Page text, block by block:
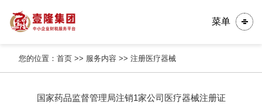
菜单
您的位置：首页 >> 服务内容 >>注册医疗器械
国家药品监督管理局注销1家公司医疗器械注册证